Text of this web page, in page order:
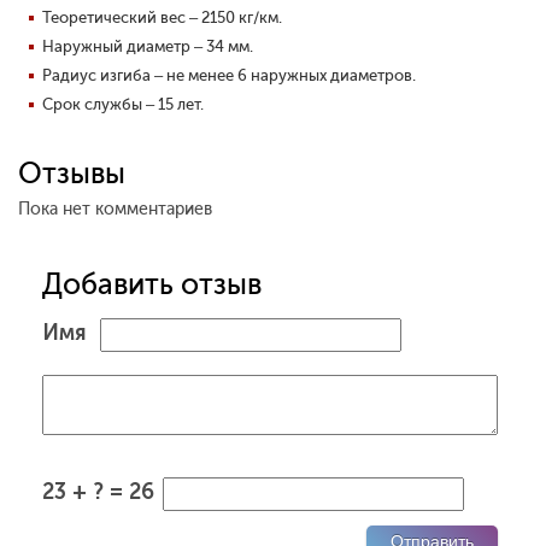
Теоретический вес – 2150 кг/км.
Наружный диаметр – 34 мм.
Радиус изгиба – не менее 6 наружных диаметров.
Срок службы – 15 лет.
Отзывы
Пока нет комментариев
Добавить отзыв
Имя
23 + ? = 26